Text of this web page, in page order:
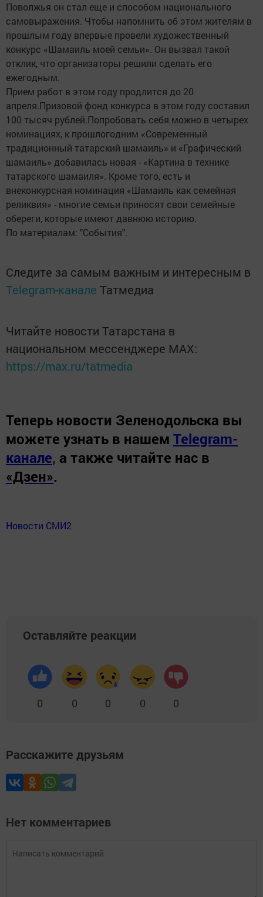
Поволжья он стал еще и способом национального
самовыражения. Чтобы напомнить об этом жителям в
прошлым году впервые провели художественный
конкурс «Шамаиль моей семьи». Он вызвал такой
отклик, что организаторы решили сделать его
ежегодным.
Прием работ в этом году продлится до 20
апреля.Призовой фонд конкурса в этом году составил
100 тысяч рублей.Попробовать себя можно в четырех
номинациях, к прошлогодним «Современный
традиционный татарский шамаиль» и «Графический
шамаиль» добавилась новая - «Картина в технике
татарского шамаиля». Кроме того, есть и
внеконкурсная номинация «Шамаиль как семейная
реликвия» - многие семьи приносят свои семейные
обереги, которые имеют давнюю историю.
По материалам: "События".
Следите за самым важным и интересным в
Telegram-канале Татмедиа
Читайте новости Татарстана в
национальном мессенджере MАХ:
https://max.ru/tatmedia
Теперь новости Зеленодольска вы
можете узнать в нашем Telegram-
канале, а также читайте нас в
«Дзен».
Новости СМИ2
Оставляйте реакции
0 0 0 0 0
Расскажите друзьям
Нет комментариев